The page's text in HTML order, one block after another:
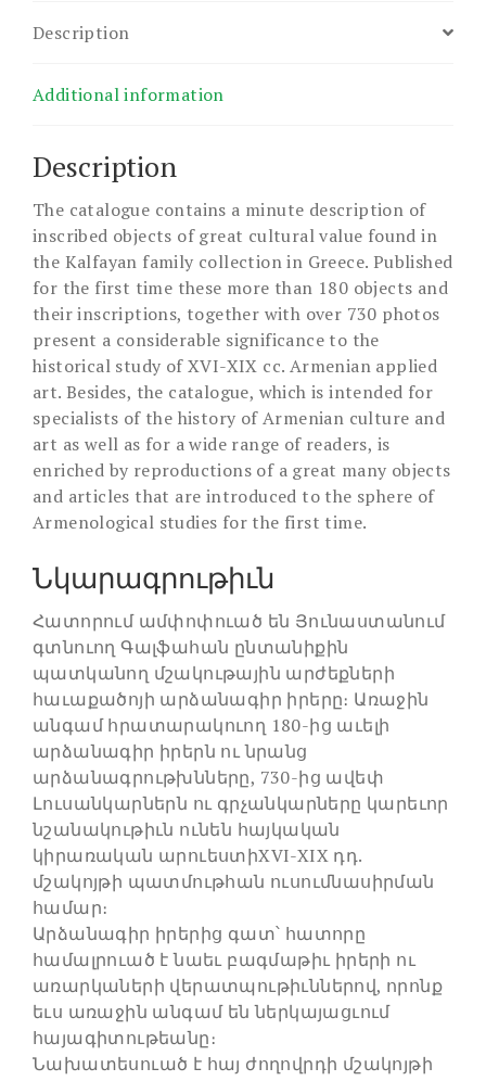
Description
Additional information
Description
The catalogue contains a minute description of
inscribed objects of great cultural value found in
the Kalfayan family collection in Greece. Published
for the first time these more than 180 objects and
their inscriptions, together with over 730 photos
present a considerable significance to the
historical study of XVI-XIX cc. Armenian applied
art. Besides, the catalogue, which is intended for
specialists of the history of Armenian culture and
art as well as for a wide range of readers, is
enriched by reproductions of a great many objects
and articles that are introduced to the sphere of
Armenological studies for the first time.
Նկարագրութիւն
Հատորում ամփոփուած են Յունաստանում
գտնուող Գալֆահան ընտանիքին
պատկանող մշակութային արժեքների
հաւաքածոյի արձանագիր իրերը։ Առաջին
անգամ հրատարակուող 180-ից աւելի
արձանագիր իրերն ու նրանց
արձանագրութխնները, 730-ից ավեփ
Լուսանկարներն ու գրչանկարները կարեւոր
նշանակութիւն ունեն հայկական
կիրառական արուեստիXVI-XIX դդ.
մշակոյթի պատմութհան ուսումնասիրման
համար։
Արձանագիր իրերից գատ՝ հատորը
համալրուած է նաեւ բագմաթիւ իրերի ու
առարկաների վերատպութիւններով, որոնք
եւս առաջին անգամ են ներկայացւում
հայագիտութեանը։
Նախատեսուած է հայ ժողովրդի մշակոյթի